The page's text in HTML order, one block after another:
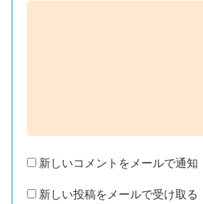
新しいコメントをメールで通知
新しい投稿をメールで受け取る